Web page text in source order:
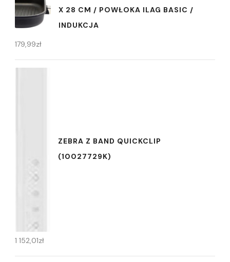
X 28 CM / POWŁOKA ILAG BASIC /
INDUKCJA
179,99zł
ZEBRA Z BAND QUICKCLIP
(10027729K)
1 152,01zł